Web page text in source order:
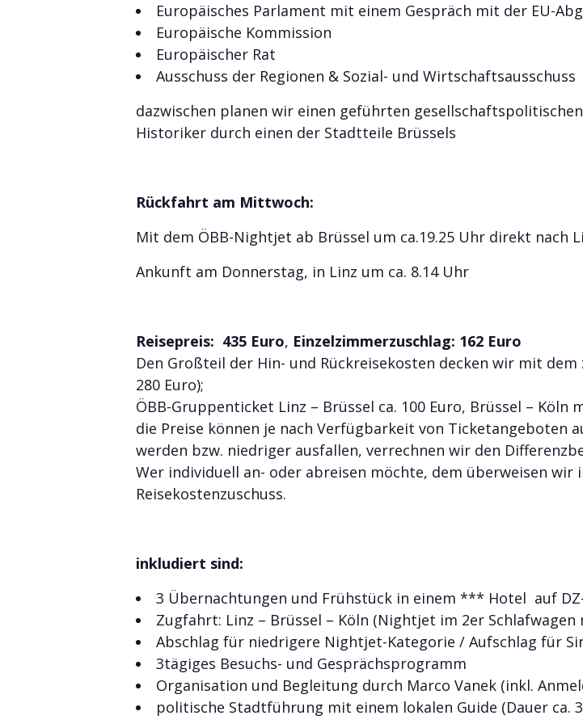
Europäisches Parlament mit einem Gespräch mit der EU-
Europäische Kommission
Europäischer Rat
Ausschuss der Regionen & Sozial- und Wirtschaftsausschuss
dazwischen planen wir einen geführten
Historiker durch einen der Stadtteile Brüssels
Rückfahrt am Mittwoch:
Mit dem ÖBB-Nightjet ab Brüssel um ca.19.25 Uhr direkt nach
Ankunft am Donnerstag, in Linz um ca. 8.14 Uhr
Reisepreis: 435 Euro, Einzelzimmerzuschlag: 162 Euro
Den Großteil der Hin- und Rückreisekosten decken wir mit
280 Euro);
ÖBB-Gruppenticket Linz – Brüssel ca. 100 Euro, Brüssel –
die Preise können je nach Verfügbarkeit von Ticketangeboten
werden bzw. niedriger ausfallen, verrechnen wir den
Wer individuell an- oder abreisen möchte, dem überweisen
Reisekostenzuschuss.
inkludiert sind:
3 Übernachtungen und Frühstück in einem *** Hotel auf
Zugfahrt: Linz – Brüssel – Köln (Nightjet im 2er
Abschlag für niedrigere Nightjet-Kategorie / Aufschlag für
3tägiges Besuchs- und Gesprächsprogramm
Organisation und Begleitung durch Marco Vanek (inkl.
politische Stadtführung mit einem lokalen Guide (Dauer ca.